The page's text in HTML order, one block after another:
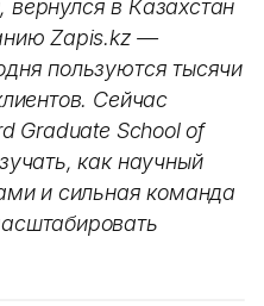
в Казахстан
Zapis.kz —
пользуются тысячи
Сейчас
Graduate School of
как научный
и сильная команда